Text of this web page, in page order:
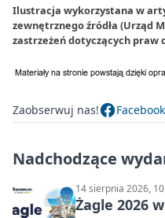
Ilustracja wykorzystana w
zewnętrznego źródła (Urząd
zastrzeżeń dotyczących praw
Zaobserwuj nas! Facebook
Nadchodzące
14 sierpnia 2026,
Żagle 2026